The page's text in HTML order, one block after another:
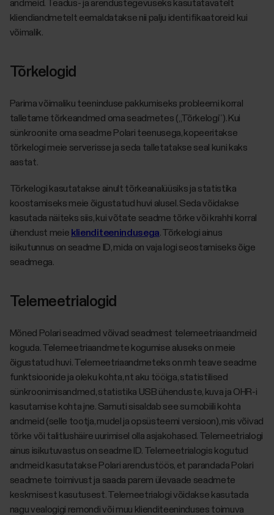
andmeid. Teadus- ja arendustegevuseks kasutatavatelt
kliendiandmetelt eemaldatakse nii palju identifikaatoreid kui
võimalik.
Tõrkelogid
Parima võimaliku teeninduse pakkumiseks probleemi korral
talletame tõrkeandmed oma seadmetes („Tõrkelogi”). Kui
sünkroonite oma seadme Polari teenusega, kopeeritakse
tõrkelogi meie serverisse ja seda talletatakse seal kuni kaks
aastat.
Tõrkelogi kasutatakse ainult tõrkeanalüüsiks ja statistika
koostamiseks meie õigustatud huvi alusel. Seda võidakse
kasutada näiteks siis, kui võtate seadme tõrke või krahhi korral
ühendust meie klienditeenindusega. Tõrkelogi ainus
isikutunnus on seadme ID, mida on vaja logi seostamiseks õige
seadmega.
Telemeetrialogid
Mõned Polari seadmed võivad seadmest telemeetriaandmeid
koguda. Telemeetriaandmete kogumise aluseks on meie
õigustatud huvi. Telemeetriaandmeteks on mh teave seadme
funktsioonide ja oleku kohta, nt aku tööiga, statistilised
sünkroonimisandmed, statistika USB ühenduste, kuva ja OHR-i
kasutamise kohta jne. Samuti sisaldab see su mobiili kohta
andmeid (selle tootja, mudel ja opsüsteemi versioon), mis võivad
tõrke või talitlushäire uurimisel olla asjakohased. Telemeetrialogi
ainus isikutuvastus on seadme ID. Telemeetrialogis kogutud
andmeid kasutatakse Polari arendustöös, et parandada Polari
seadmete toimivust ja saada parem ülevaade seadmete
keskmisest kasutusest. Telemeetrialogi võidakse kasutada
nagu vealogigi remondi või muu klienditeeninduses toimuva